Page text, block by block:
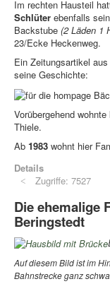
Im rechten Hausteil
Schlüter ebenfalls
Backstube (2 Läden 1
23/Ecke Heckenweg.
Ein Zeitungsartikel
seine Geschichte:
Vorübergehend
Thiele.
Ab 1983 wohnt hier
Details
Zugriffe: 7527
Die ehemalige
Beringstedt
Auf diesem Bild ist im
Bahnstrecke ganz